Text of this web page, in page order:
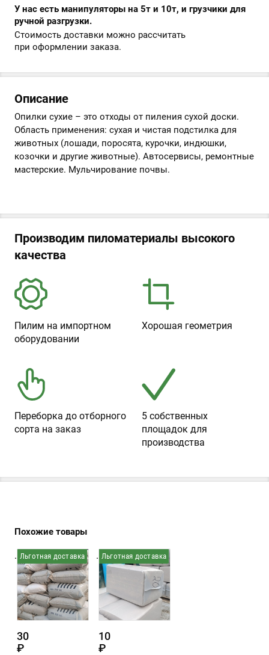
У нас есть манипуляторы на 5т и 10т, и грузчики для
ручной разгрузки.
Стоимость доставки можно рассчитать
при оформлении заказа.
Описание
Опилки сухие – это отходы от пиления сухой доски.
Область применения: сухая и чистая подстилка для
животных (лошади, поросята, курочки, индюшки,
козочки и другие животные). Автосервисы, ремонтные
мастерские. Мульчирование почвы.
Производим пиломатериалы высокого
качества
Пилим на импортном
оборудовании
Хорошая геометрия
Переборка до отборного
сорта на заказ
5 собственных
площадок для
производства
Похожие товары
. Льготная доставка
30
₽
. Льготная доставка
10
₽